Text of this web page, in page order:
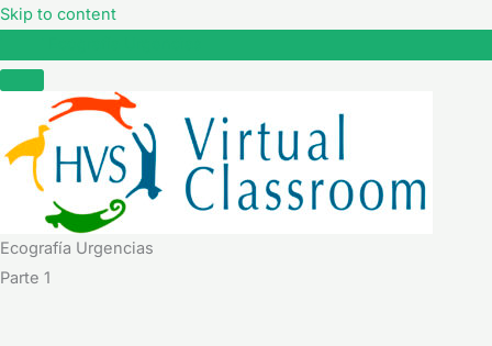
Skip to content
Ecografía Urgencias
Parte 1